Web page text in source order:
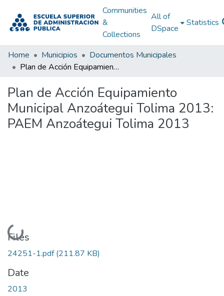
Communities
&
Collections
All of
DSpace
Statistics
Home Municipios
Documentos Municipales
Plan de Acción Equipamiento Municipal Anzoátegui Tolima 2013: PAEM Anzoátegui Tolima 2013
Plan de Acción Equipamiento
Municipal Anzoátegui Tolima 2013:
PAEM Anzoátegui Tolima 2013
Loading...
Files
24251-1.pdf(211.87 KB)
Date
2013